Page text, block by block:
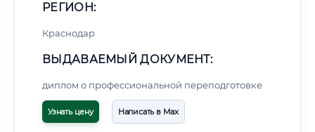
РЕГИОН:
Краснодар
ВЫДАВАЕМЫЙ ДОКУМЕНТ:
диплом о профессиональной переподготовке
Узнать цену Написать в Max